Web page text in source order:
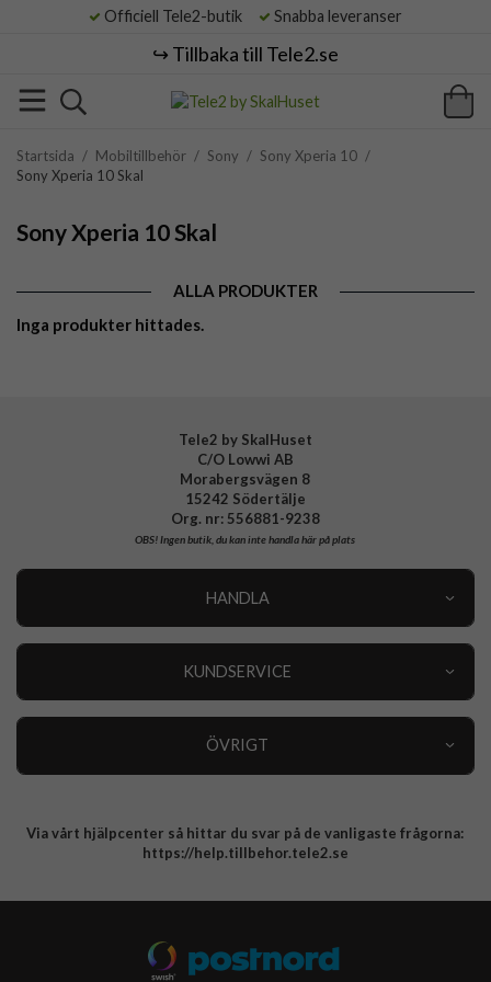
Officiell Tele2-butik Snabba leveranser
↪️ Tillbaka till Tele2.se
Startsida / Mobiltillbehör / Sony / Sony Xperia 10 /
Sony Xperia 10 Skal
Sony Xperia 10 Skal
ALLA PRODUKTER
Inga produkter hittades.
Tele2 by SkalHuset
C/O Lowwi AB
Morabergsvägen 8
15242 Södertälje
Org. nr: 556881-9238
OBS!Ingen butik, du kan inte handla här på plats
HANDLA
KUNDSERVICE
ÖVRIGT
Integritetspolicy
Via vårt hjälpcenter så hittar du svar på de vanligaste frågorna:
https://help.tillbehor.tele2.se